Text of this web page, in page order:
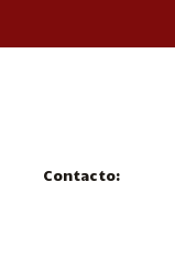
Contacto: